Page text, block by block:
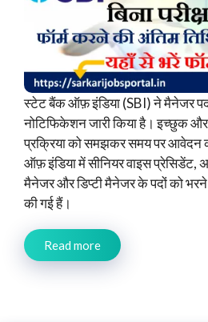
स्टेट बैंक ऑफ़ इंडिया (SBI) ने मैनेजर
नोटिफिकेशन जारी किया है। इच्छुक और
प्रक्रिया को समझकर समय पर
ऑफ़ इंडिया में सीनियर वाइस प्रेसिडेंट,
मैनेजर और डिप्टी मैनेजर के पदों को भरने
की गई हैं।
Read more